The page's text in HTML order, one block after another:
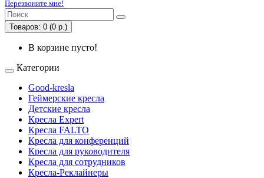
Перезвоните мне!
Товаров: 0 (0 р.)
В корзине пусто!
Категории
Good-kresla
Геймерские кресла
Детские кресла
Кресла Expert
Кресла FALTO
Кресла для конференций
Кресла для руководителя
Кресла для сотрудников
Кресла-Реклайнеры